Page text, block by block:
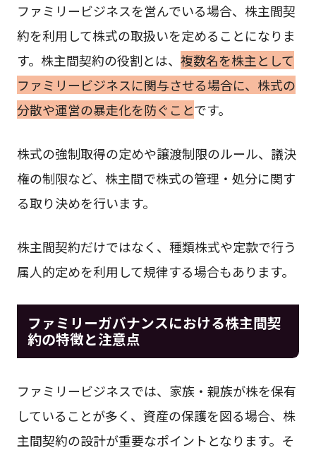
ファミリービジネスを営んでいる場合、株主間契
約を利用して株式の取扱いを定めることになりま
す。株主間契約の役割とは、 複数名を株主として
ファミリービジネスに関与させる場合に、株式の
分散や運営の暴走化を防ぐことです。
株式の強制取得の定めや譲渡制限のルール、議決
権の制限など、株主間で株式の管理・処分に関す
る取り決めを行います。
株主間契約だけではなく、種類株式や定款で行う
属人的定めを利用して規律する場合もあります。
ファミリーガバナンスにおける株主間契
約の特徴と注意点
ファミリービジネスでは、家族・親族が株を保有
していることが多く、資産の保護を図る場合、株
主間契約の設計が重要なポイントとなります。そ